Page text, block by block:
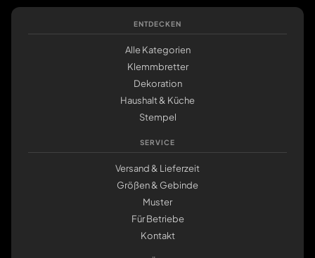
ENTDECKEN
Alle Kategorien
Klemmbretter
Dekoration
Haushalt & Küche
Stempel
SERVICE
Versand & Lieferzeit
Größen & Gebinde
Muster
Für Betriebe
Kontakt